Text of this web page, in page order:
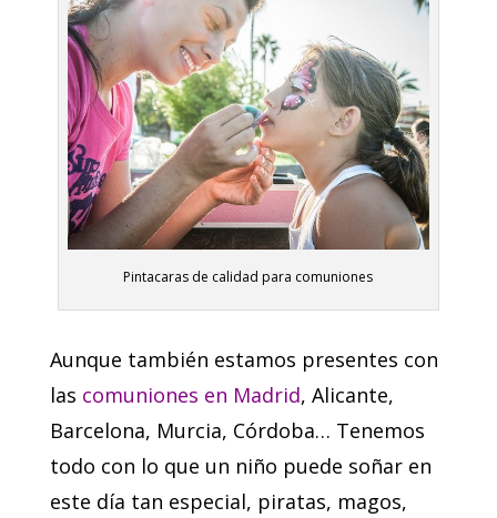
Pintacaras de calidad para comuniones
Aunque también estamos presentes con
las comuniones en Madrid, Alicante,
Barcelona, Murcia, Córdoba… Tenemos
todo con lo que un niño puede soñar en
este día tan especial, piratas, magos,